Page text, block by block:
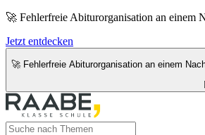
🚀 Fehlerfreie Abiturorganisation an einem
Jetzt entdecken
🚀 Fehlerfreie Abiturorganisation an einem